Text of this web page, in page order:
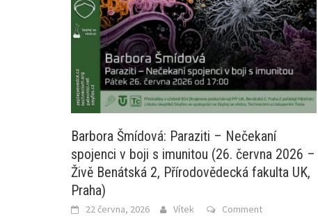
Barbora Šmídová: Paraziti – Nečekaní
spojenci v boji s imunitou (26. června 2026 –
Živě Benátská 2, Přírodovědecká fakulta UK,
Praha)
22 června, 2026 Vítek Comment